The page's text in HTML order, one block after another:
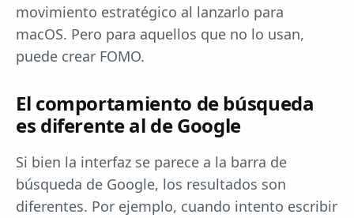
movimiento estratégico al lanzarlo para
macOS. Pero para aquellos que no lo usan,
puede crear FOMO.
El comportamiento de búsqueda
es diferente al de Google
Si bien la interfaz se parece a la barra de
búsqueda de Google, los resultados son
diferentes. Por ejemplo, cuando intento escribir